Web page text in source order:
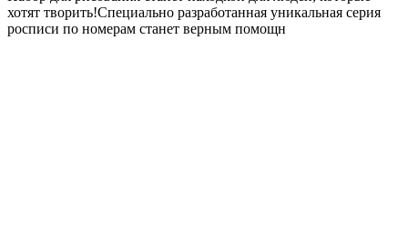
хотят творить!Специально разработанная уникальная серия
росписи по номерам станет верным помощн